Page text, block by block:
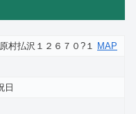
村払沢１２６７０?１ MAP
日